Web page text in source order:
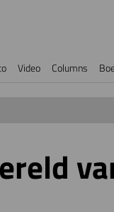
Video Columns